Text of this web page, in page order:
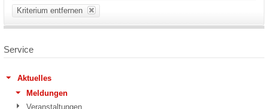
Kriterium entfernen
Service
Aktuelles
Meldungen
Veranstaltungen